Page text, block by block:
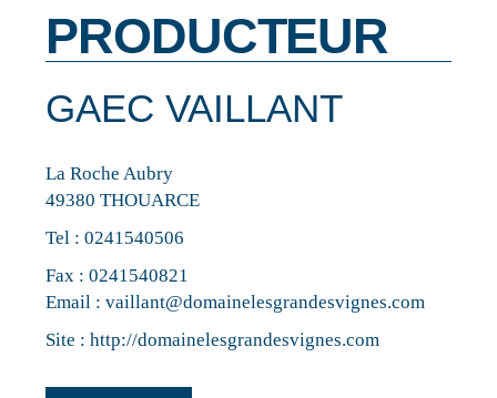
PRODUCTEUR
GAEC VAILLANT
La Roche Aubry
49380 THOUARCE
Tel :0241540506
Fax : 0241540821
Email :vaillant@domainelesgrandesvignes.com
Site :http://domainelesgrandesvignes.com